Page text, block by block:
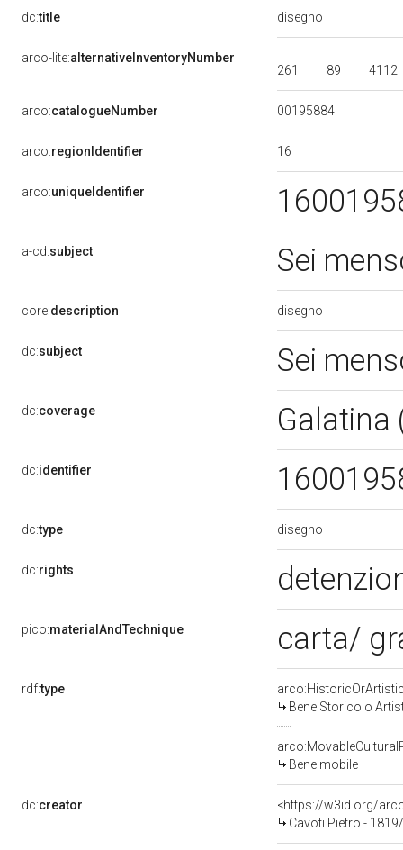
dc:title disegno
arco-lite:alternativeInventoryNumber
261
89 4112
arco:catalogueNumber 00195884
arco:regionIdentifier 16
arco:uniqueIdentifier
a-cd:subject Sei
core:description disegno
dc:subject Sei
dc:coverage Galatina
dc:identifier
dc:type disegno
dc:rights
pico:materialAndTechnique carta/
rdf:type
Bene Storico o
Bene mobile
dc:creator
<https://w3id.org/
Cavoti Pietro -